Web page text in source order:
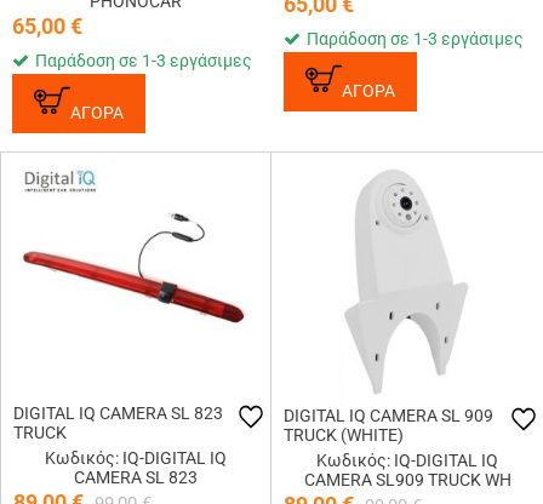
65,00€
Παράδοση σε 1-3 εργάσιμες
ΑΓΟΡΑ
Παράδοση σε 1-3 εργάσιμες
ΑΓΟΡΑ
DIGITAL IQ CAMERA SL 823
TRUCK
Κωδικός: IQ-DIGITAL IQ
CAMERA SL 823
DIGITAL IQ CAMERA SL 909
TRUCK (WHITE)
Κωδικός: IQ-DIGITAL IQ
CAMERA SL909 TRUCK WH